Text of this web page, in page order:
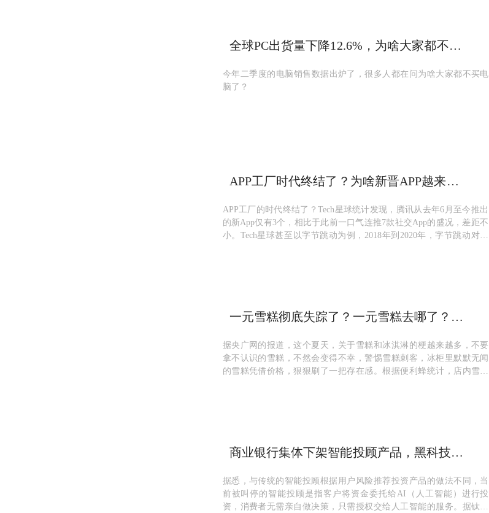
全球PC出货量下降12.6%，为啥大家都不买
​今年二季度的电脑销售数据出炉了，很多人都在问为啥大家都不买电
脑了？
APP工厂时代终结了？为啥新晋APP越来越
APP工厂的时代终结了？Tech星球统计发现，腾讯从去年6月至今推出
的新App仅有3个，相比于此前一口气连推7款社交App的盛况，差距不
小。Tech星球甚至以字节跳动为例，2018年到2020年，字节跳动对外
一元雪糕彻底失踪了？一元雪糕去哪了？为
据央广网的报道，这个夏天，关于雪糕和冰淇淋的梗越来越多，不要
拿不认识的雪糕，不然会变得不幸，警惕雪糕刺客，冰柜里默默无闻
的雪糕凭借价格，狠狠刷了一把存在感。根据便利蜂统计，店内雪糕
商业银行集体下架智能投顾产品，黑科技智
据悉，与传统的智能投顾根据用户风险推荐投资产品的做法不同，当
前被叫停的智能投顾是指客户将资金委托给AI（人工智能）进行投
资，消费者无需亲自做决策，只需授权交给人工智能的服务。据钛媒